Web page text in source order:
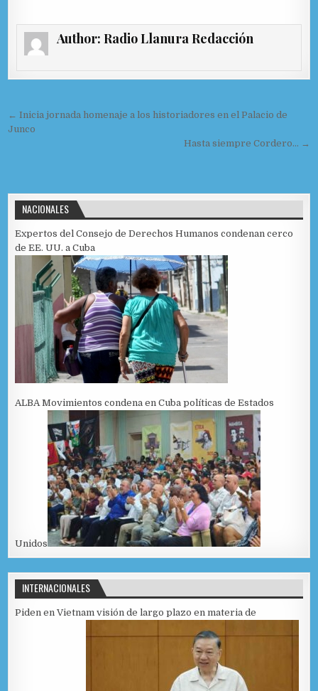
c
e
b
o
to
o
ai m
ar
r
Author: Radio Llanura Redacción
Navegación de entradas
← Inicia jornada homenaje a los historiadores en el Palacio de
Junco
Hasta siempre Cordero… →
NACIONALES
Expertos del Consejo de Derechos Humanos condenan cerco
de EE. UU. a Cuba
ALBA Movimientos condena en Cuba políticas de Estados
Unidos
INTERNACIONALES
Piden en Vietnam visión de largo plazo en materia de